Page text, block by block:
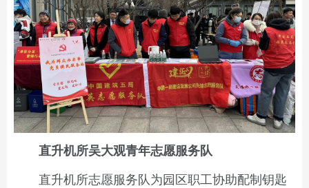
直升机所吴大观青年志愿服务队
直升机所志愿服务队为园区职工协助配制钥匙